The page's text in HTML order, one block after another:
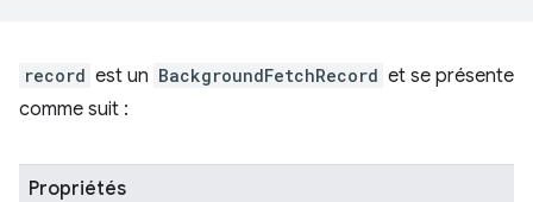
record est un BackgroundFetchRecord et se présente
comme suit :
Propriétés